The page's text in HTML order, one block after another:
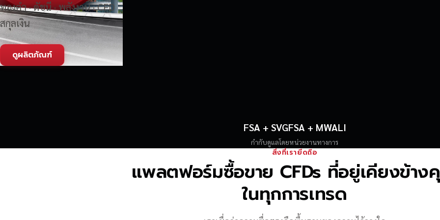
ทองคำ · ดัชนี · พลังงาน · CFD
สกุลเงิน
ดูผลิตภัณฑ์
FSA + SVGFSA + MWALI
กำกับดูแลโดยหน่วยงานทางการ
สิ่งที่เรายึดถือ
แพลตฟอร์มซื้อขาย CFDs ที่อยู่เคียงข้า
ในทุกการเทรด